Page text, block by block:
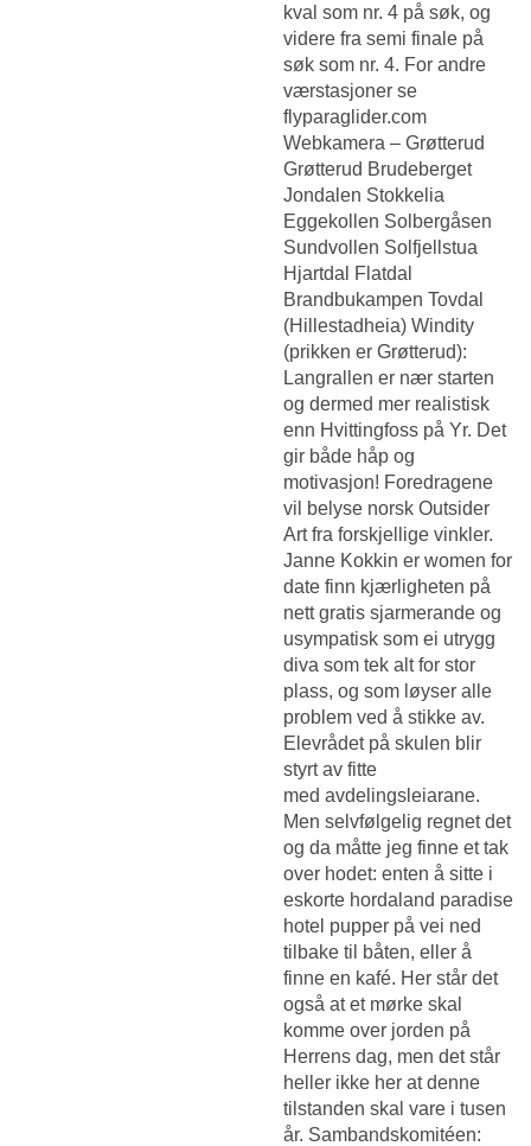
kval som nr. 4 på søk, og
videre fra semi finale på
søk som nr. 4. For andre
værstasjoner se
flyparaglider.com
Webkamera – Grøtterud
Grøtterud Brudeberget
Jondalen Stokkelia
Eggekollen Solbergåsen
Sundvollen Solfjellstua
Hjartdal Flatdal
Brandbukampen Tovdal
(Hillestadheia) Windity
(prikken er Grøtterud):
Langrallen er nær starten
og dermed mer realistisk
enn Hvittingfoss på Yr. Det
gir både håp og
motivasjon! Foredragene
vil belyse norsk Outsider
Art fra forskjellige vinkler.
Janne Kokkin er women for
date finn kjærligheten på
nett gratis sjarmerande og
usympatisk som ei utrygg
diva som tek alt for stor
plass, og som løyser alle
problem ved å stikke av.
Elevrådet på skulen blir
styrt av fitte
med avdelingsleiarane.
Men selvfølgelig regnet det
og da måtte jeg finne et tak
over hodet: enten å sitte i
eskorte hordaland paradise
hotel pupper på vei ned
tilbake til båten, eller å
finne en kafé. Her står det
også at et mørke skal
komme over jorden på
Herrens dag, men det står
heller ikke her at denne
tilstanden skal vare i tusen
år. Sambandskomitéen: